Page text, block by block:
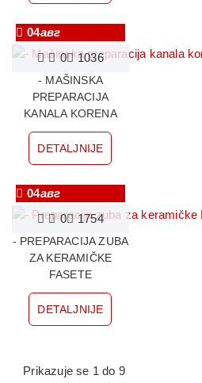
04авг
0
1036
- MAŠINSKA
PREPARACIJA
KANALA KORENA
DETALJNIJE
04авг
0
1754
- PREPARACIJA ZUBA
ZA KERAMIČKE
FASETE
DETALJNIJE
Prikazuje se 1 do 9